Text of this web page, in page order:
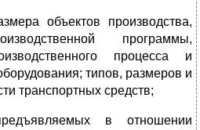
объектов производства,
программы,
процесса и
типов, размеров и
транспортных средств;
в отношении